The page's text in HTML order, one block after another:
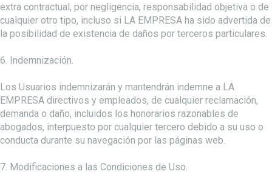
extra contractual, por negligencia, responsabilidad objetiva o de
cualquier otro tipo, incluso si LA EMPRESA ha sido advertida de
la posibilidad de existencia de daños por terceros particulares.
6. Indemnización.
Los Usuarios indemnizarán y mantendrán indemne a LA
EMPRESA directivos y empleados, de cualquier reclamación,
demanda o daño, incluidos los honorarios razonables de
abogados, interpuesto por cualquier tercero debido a su uso o
conducta durante su navegación por las páginas web.
7. Modificaciones a las Condiciones de Uso.